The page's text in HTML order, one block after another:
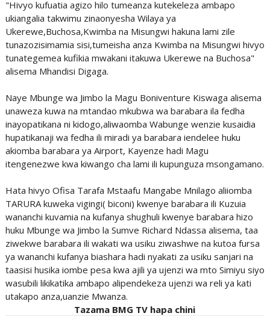
"Hivyo kufuatia agizo hilo tumeanza kutekeleza ambapo
ukiangalia takwimu zinaonyesha Wilaya ya
Ukerewe,Buchosa,Kwimba na Misungwi hakuna lami zile
tunazozisimamia sisi,tumeisha anza Kwimba na Misungwi hivyo
tunategemea kufikia mwakani itakuwa Ukerewe na Buchosa"
alisema Mhandisi Digaga.
Naye Mbunge wa Jimbo la Magu Boniventure Kiswaga alisema
unaweza kuwa na mtandao mkubwa wa barabara ila fedha
inayopatikana ni kidogo,aliwaomba Wabunge wenzie kusaidia
hupatikanaji wa fedha ili miradi ya barabara iendelee huku
akiomba barabara ya Airport, Kayenze hadi Magu
itengenezwe kwa kiwango cha lami ili kupunguza msongamano.
Hata hivyo Ofisa Tarafa Mstaafu Mangabe Mnilago aliiomba
TARURA kuweka vigingi( biconi) kwenye barabara ili Kuzuia
wananchi kuvamia na kufanya shughuli kwenye barabara hizo
huku Mbunge wa Jimbo la Sumve Richard Ndassa alisema, taa
ziwekwe barabara ili wakati wa usiku ziwashwe na kutoa fursa
ya wananchi kufanya biashara hadi nyakati za usiku sanjari na
taasisi husika iombe pesa kwa ajili ya ujenzi wa mto Simiyu siyo
wasubili likikatika ambapo alipendekeza ujenzi wa reli ya kati
utakapo anza,uanzie Mwanza.
Tazama BMG TV hapa chini